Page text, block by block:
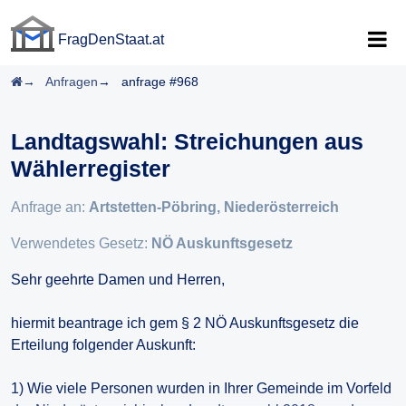
FragDenStaat.at
Startseite
Anfragen anfrage #968
Landtagswahl: Streichungen aus
Wählerregister
Anfrage an: Artstetten-Pöbring, Niederösterreich
Verwendetes Gesetz: NÖ Auskunftsgesetz
Sehr geehrte Damen und Herren,
hiermit beantrage ich gem § 2 NÖ Auskunftsgesetz die
Erteilung folgender Auskunft:
1) Wie viele Personen wurden in Ihrer Gemeinde im Vorfeld